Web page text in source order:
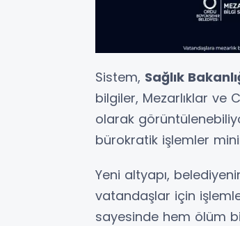
Sistem, Sağlık
bilgiler, Mezarlıklar ve
olarak
bürokratik işlemler
Yeni altyapı,
vatandaşlar için
sayesinde hem ölüm